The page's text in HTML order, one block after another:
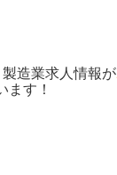
造業求人情報が
ます！